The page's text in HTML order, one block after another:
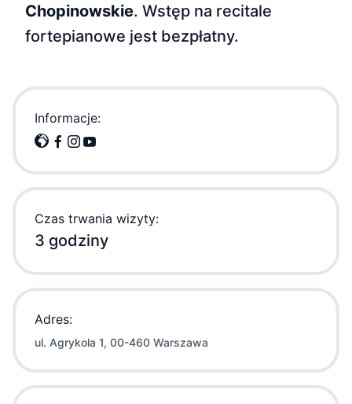
Chopinowskie. Wstęp na recitale
fortepianowe jest bezpłatny.
Informacje:
Czas trwania wizyty:
3 godziny
Adres:
ul. Agrykola 1, 00-460 Warszawa